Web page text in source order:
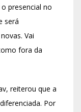
presencial no
será
Vai
fora da
reiterou que a
Por